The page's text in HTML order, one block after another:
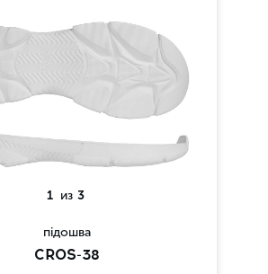
1 из 3
підошва
CROS-38